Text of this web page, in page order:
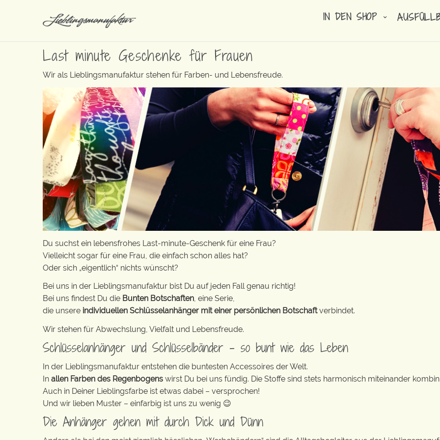
IN DEN SHOP
Last minute Geschenke für Frauen
Wir als Lieblingsmanufaktur stehen für Farben- und Lebensfreude.
Du suchst ein lebensfrohes Last-minute-Geschenk für eine Frau?
Vielleicht sogar für eine Frau, die einfach schon alles hat?
Oder sich „eigentlich“ nichts wünscht?
Bei uns in der Lieblingsmanufaktur bist Du auf jeden Fall genau richtig!
Bei uns findest Du die Bunten Botschaften, eine Serie,
die unsere individuellen Schlüsselanhänger mit einer persönlichen Botschaftverbindet.
Wir stehen für Abwechslung, Vielfalt und Lebensfreude.
Schlüsselanhänger und Schlüsselbänder – so bunt wie das Leben
In der Lieblingsmanufaktur entstehen die buntesten Accessoires der Welt.
In allen Farben des Regenbogens wirst Du bei uns fündig. Die Stoffe sind stets harmonisch miteinander
Auch in Deiner Lieblingsfarbe ist etwas dabei – versprochen!
Und wir lieben Muster – einfarbig ist uns zu wenig 😉
Die Anhänger gehen mit durch Dick und Dünn